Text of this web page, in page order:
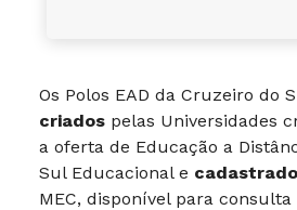
Os Polos EAD da Cruzeiro do
criados pelas Universidades
a oferta de Educação a
Sul Educacional e
MEC, disponível para